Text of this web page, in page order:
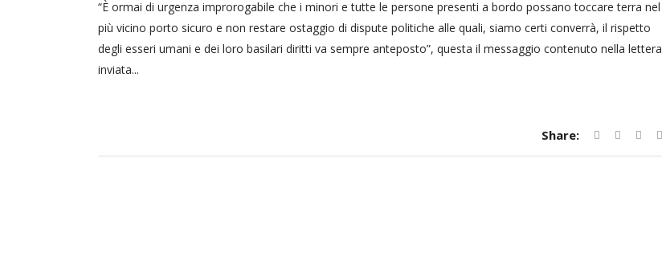
“È ormai di urgenza improrogabile che i minori e tutte le persone presenti a bordo possano toccare terra nel
più vicino porto sicuro e non restare ostaggio di dispute politiche alle quali, siamo certi converrà, il rispetto
degli esseri umani e dei loro basilari diritti va sempre anteposto”, questa il messaggio contenuto nella lettera
inviata...
Share: